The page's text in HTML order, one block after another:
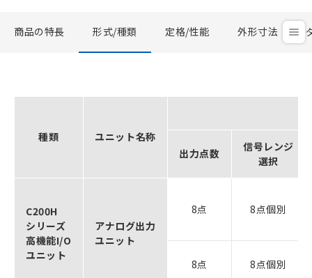
商品の特長 形式/種類 定格/性能 外形寸法
種類
ユニット名称
出力点数
信号レンジ
選択
C200H
シリーズ
高機能I/O
ユニット
アナログ出力
ユニット
8点 8点個別
8点 8点個別